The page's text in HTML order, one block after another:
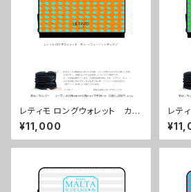
レティモ ロングウォレット カラ
ー/ ニュードットオレンジ ■配
送まで３週間
¥11,000
レテ
ー/
送ま